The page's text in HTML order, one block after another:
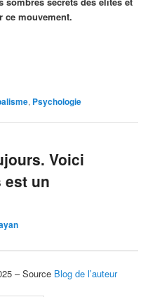
ce mouvement.
, Psychologie
Voici
est un
– Source Blog de l’auteur